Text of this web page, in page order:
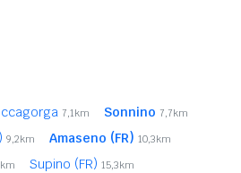
7,1km Sonnino 7,7km
9,2km Amaseno (FR) 10,3km
Supino (FR) 15,3km